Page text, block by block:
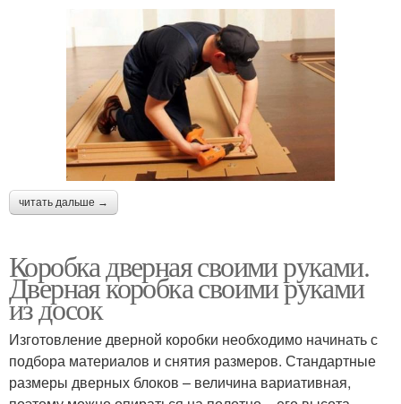
читать дальше →
Коробка дверная своими руками.
Дверная коробка своими руками
из досок
Изготовление дверной коробки необходимо начинать с
подбора материалов и снятия размеров. Стандартные
размеры дверных блоков – величина вариативная,